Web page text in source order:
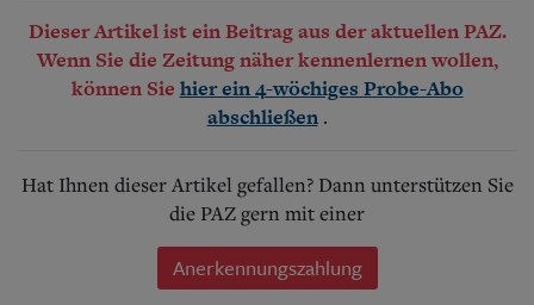
Dieser Artikel ist ein Beitrag aus der aktuellen PAZ.
Wenn Sie die Zeitung näher kennenlernen wollen,
können Sie hier ein 4-wöchiges Probe-Abo
abschließen .
Hat Ihnen dieser Artikel gefallen? Dann unterstützen Sie
die PAZ gern mit einer
Anerkennungszahlung